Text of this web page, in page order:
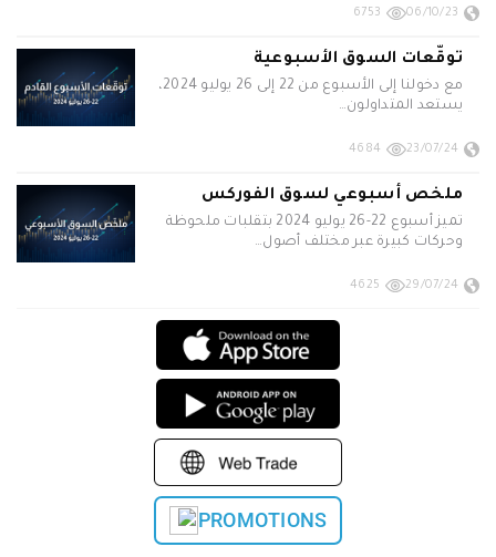
06/10/23
6753
توقّعات السوق الأسبوعية
مع دخولنا إلى الأسبوع من 22 إلى 26 يوليو 2024،
يستعد المتداولون…
23/07/24
4684
ملخص أسبوعي لسوق الفوركس
تميز أسبوع 22-26 يوليو 2024 بتقلبات ملحوظة
وحركات كبيرة عبر مختلف أصول…
29/07/24
4625
PROMOTIONS